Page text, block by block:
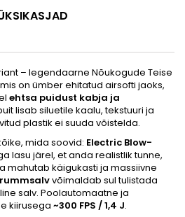
– legendaarne Nõukogude Teise
on ümber ehitatud airsofti jaoks,
ehtsa puidust kabja ja
lisab siluetile kaalu, tekstuuri ja
plastik ei suuda võistelda.
mida soovid: Electric Blow-
lasu järel, et anda realistlik tunne,
mahutab käigukasti ja massiivne
võimaldab sul tulistada
salv. Poolautomaatne ja
kiirusega ~300 FPS / 1,4 J.